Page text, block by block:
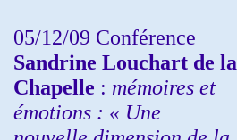
05/12/09 Conférence
Sandrine Louchart de la
Chapelle : mémoires et
émotions : « Une